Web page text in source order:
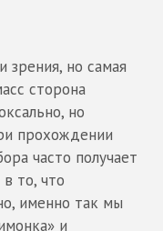
зрения, но самая
сторона
но
прохождении
часто получает
то, что
именно так мы
и